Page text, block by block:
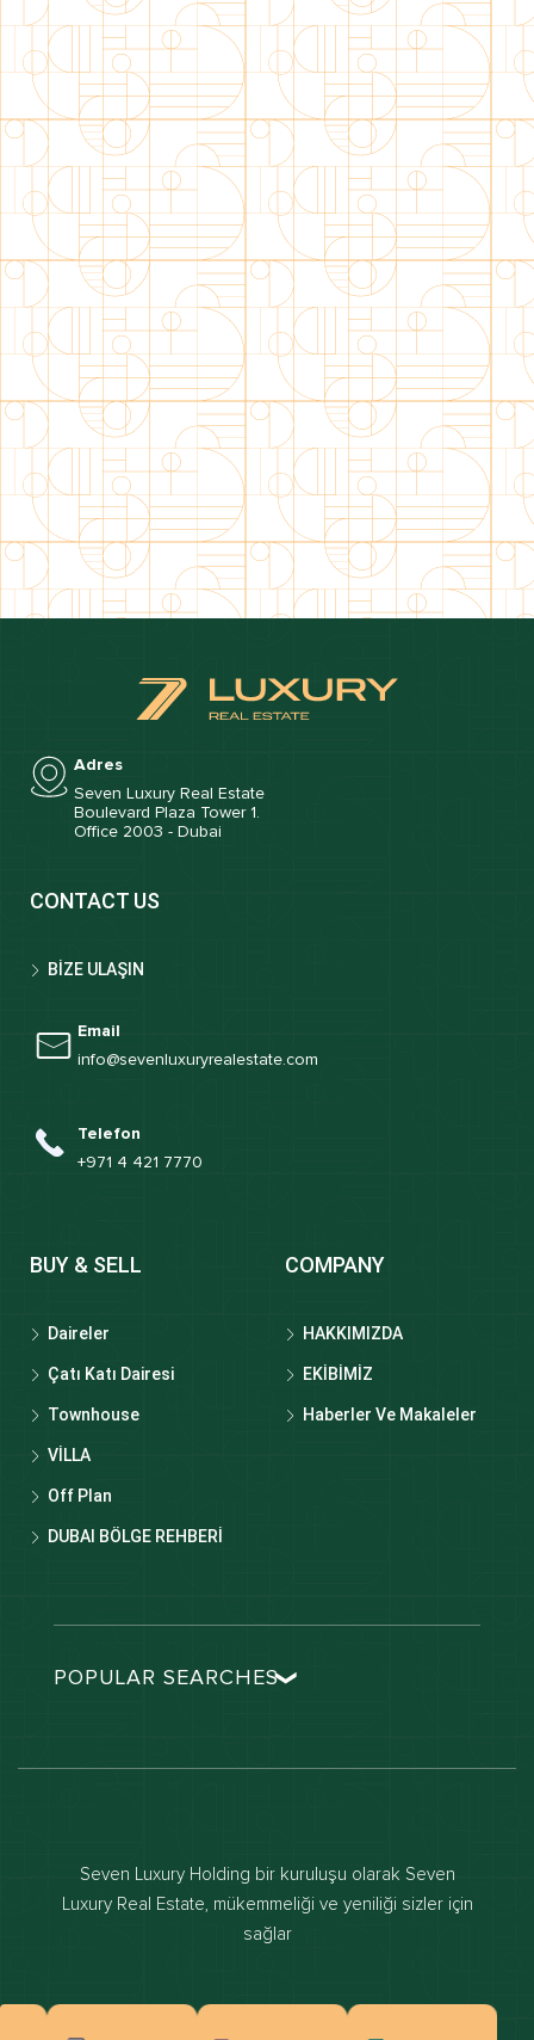
Adres
Seven Luxury Real Estate
Boulevard Plaza Tower 1.
Office 2003 - Dubai
CONTACT US
BİZE ULAŞIN
Email
info@sevenluxuryrealestate.com
Telefon
+971 4 421 7770
BUY & SELL
Daireler
Çatı Katı Dairesi
Townhouse
VİLLA
Off Plan
DUBAI BÖLGE REHBERİ
COMPANY
HAKKIMIZDA
EKİBİMİZ
Haberler Ve Makaleler
POPULAR SEARCHES
Properties for sale in dubai
Properties for rent in dubai
Apartments for rent in dubai
Seven Luxury Holding bir kuruluşu olarak Seven
Luxury Real Estate, mükemmeliği ve yeniliği sizler için
sağlar